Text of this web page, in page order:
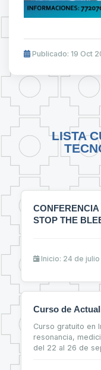
Publicado: 19 Oct
LISTA
STOP THE
Inicio: 24 de
Curso de
Curso gratuito en
resonancia,
del 22 al 26 de